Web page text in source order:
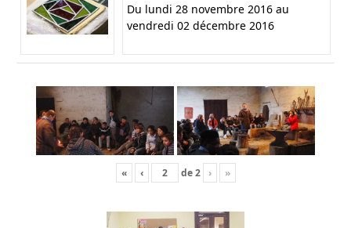
Du lundi 28 novembre 2016 au
vendredi 02 décembre 2016
« ‹ de2 › »